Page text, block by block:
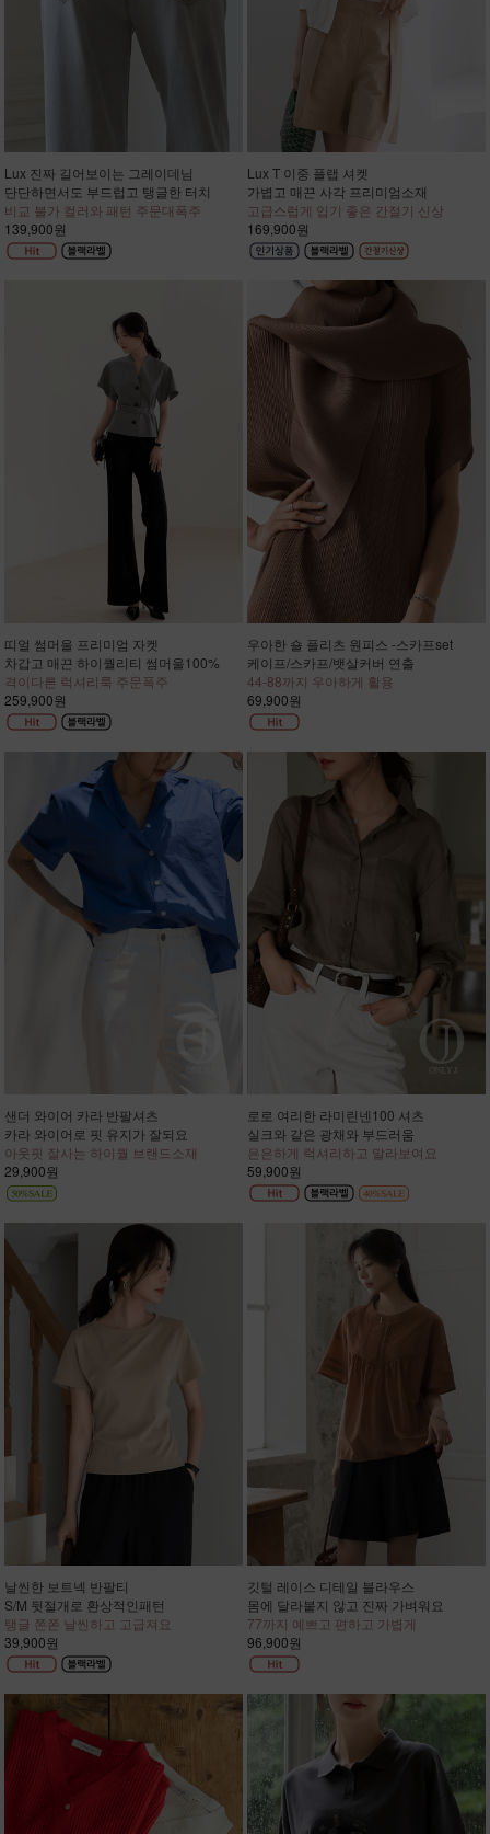
Lux 진짜 길어보이는 그레이데님
단단하면서도 부드럽고 탱글한 터치
비교 불가 컬러와 패턴 주문대폭주
139,900원
Lux T 이중 플랩 셔켓
가볍고 매끈 사각 프리미엄소재
고급스럽게 입기 좋은 간절기 신상
169,900원
띠얼 썸머울 프리미엄 자켓
차갑고 매끈 하이퀄리티 썸머울100%
격이다른 럭셔리룩 주문폭주
259,900원
우아한 숄 플리츠 원피스 -스카프set
케이프/스카프/뱃살커버 연출
44-88까지 우아하게 활용
69,900원
샌더 와이어 카라 반팔셔츠
카라 와이어로 핏 유지가 잘되요
아웃핏 잘사는 하이퀄 브랜드소재
29,900원
로로 여리한 라미린넨100 셔츠
실크와 같은 광채와 부드러움
은은하게 럭셔리하고 말라보여요
59,900원
날씬한 보트넥 반팔티
S/M 뒷절개로 환상적인패턴
탱글 쫀쫀 날씬하고 고급져요
39,900원
깃털 레이스 디테일 블라우스
몸에 달라붙지 않고 진짜 가벼워요
77까지 예쁘고 편하고 가볍게
96,900원